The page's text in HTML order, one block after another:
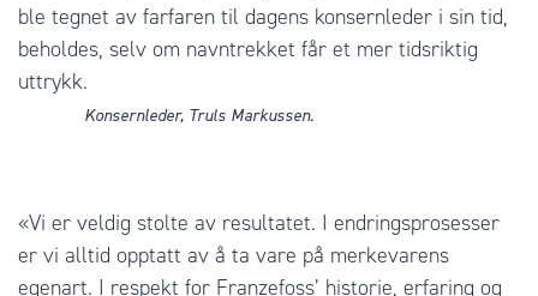
ble tegnet av farfaren til dagens konsernleder i sin tid,
beholdes, selv om navntrekket får et mer tidsriktig
uttrykk.
Konsernleder, Truls Markussen.
«Vi er veldig stolte av resultatet. I endringsprosesser
er vi alltid opptatt av å ta vare på merkevarens
egenart. I respekt for Franzefoss’ historie, erfaring og